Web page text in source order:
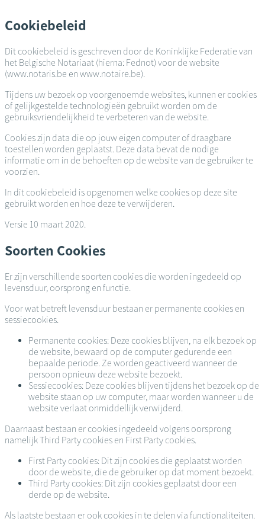
en
naar
inhoud
gaan
Cookiebeleid
Dit cookiebeleid is geschreven door de Koninklijke Federatie van
het Belgische Notariaat (hierna: Fednot) voor de website
(www.notaris.be en www.notaire.be).
Tijdens uw bezoek op voorgenoemde websites, kunnen er cookies
of gelijkgestelde technologieën gebruikt worden om de
gebruiksvriendelijkheid te verbeteren van de website.
Cookies zijn data die op jouw eigen computer of draagbare
toestellen worden geplaatst. Deze data bevat de nodige
informatie om in de behoeften op de website van de gebruiker te
voorzien.
In dit cookiebeleid is opgenomen welke cookies op deze site
gebruikt worden en hoe deze te verwijderen.
Versie 10 maart 2020.
Soorten Cookies
Er zijn verschillende soorten cookies die worden ingedeeld op
levensduur, oorsprong en functie.
Voor wat betreft levensduur bestaan er permanente cookies en
sessiecookies.
Permanente cookies: Deze cookies blijven, na elk bezoek op
de website, bewaard op de computer gedurende een
bepaalde periode. Ze worden geactiveerd wanneer de
persoon opnieuw deze website bezoekt.
Sessiecookies: Deze cookies blijven tijdens het bezoek op de
website staan op uw computer, maar worden wanneer u de
website verlaat onmiddellijk verwijderd.
Daarnaast bestaan er cookies ingedeeld volgens oorsprong
namelijk Third Party cookies en First Party cookies.
First Party cookies: Dit zijn cookies die geplaatst worden
door de website, die de gebruiker op dat moment bezoekt.
Third Party cookies: Dit zijn cookies geplaatst door een
derde op de website.
Als laatste bestaan er ook cookies in te delen via functionaliteiten.